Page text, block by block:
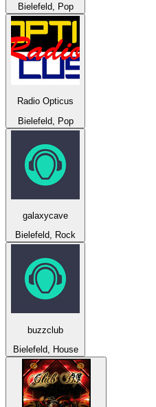
Bielefeld, Pop
Radio Opticus
Bielefeld, Pop
galaxycave
Bielefeld, Rock
buzzclub
Bielefeld, House